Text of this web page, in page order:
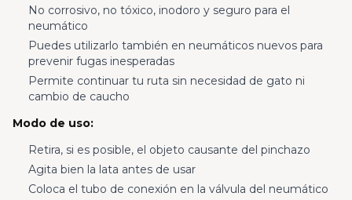
No corrosivo, no tóxico, inodoro y seguro para el
neumático
Puedes utilizarlo también en neumáticos nuevos para
prevenir fugas inesperadas
Permite continuar tu ruta sin necesidad de gato ni
cambio de caucho
Modo de uso:
Retira, si es posible, el objeto causante del pinchazo
Agita bien la lata antes de usar
Coloca el tubo de conexión en la válvula del neumático